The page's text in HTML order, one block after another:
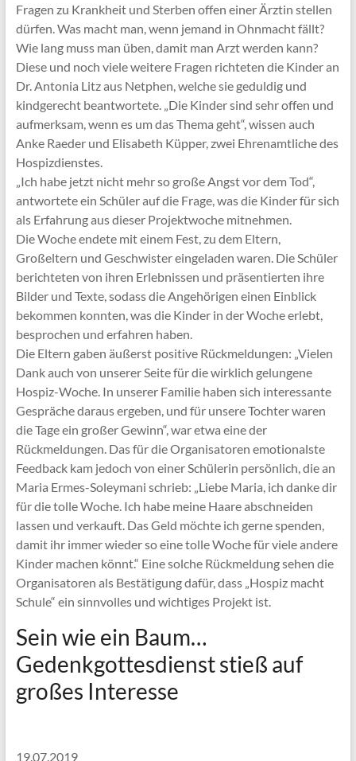
Fragen zu Krankheit und Sterben offen einer Ärztin stellen
dürfen. Was macht man, wenn jemand in Ohnmacht fällt?
Wie lang muss man üben, damit man Arzt werden kann?
Diese und noch viele weitere Fragen richteten die Kinder an
Dr. Antonia Litz aus Netphen, welche sie geduldig und
kindgerecht beantwortete. „Die Kinder sind sehr offen und
aufmerksam, wenn es um das Thema geht“, wissen auch
Anke Raeder und Elisabeth Küpper, zwei Ehrenamtliche des
Hospizdienstes.
„Ich habe jetzt nicht mehr so große Angst vor dem Tod“,
antwortete ein Schüler auf die Frage, was die Kinder für sich
als Erfahrung aus dieser Projektwoche mitnehmen.
Die Woche endete mit einem Fest, zu dem Eltern,
Großeltern und Geschwister eingeladen waren. Die Schüler
berichteten von ihren Erlebnissen und präsentierten ihre
Bilder und Texte, sodass die Angehörigen einen Einblick
bekommen konnten, was die Kinder in der Woche erlebt,
besprochen und erfahren haben.
Die Eltern gaben äußerst positive Rückmeldungen: „Vielen
Dank auch von unserer Seite für die wirklich gelungene
Hospiz-Woche. In unserer Familie haben sich interessante
Gespräche daraus ergeben, und für unsere Tochter waren
die Tage ein großer Gewinn“, war etwa eine der
Rückmeldungen. Das für die Organisatoren emotionalste
Feedback kam jedoch von einer Schülerin persönlich, die an
Maria Ermes-Soleymani schrieb: „Liebe Maria, ich danke dir
für die tolle Woche. Ich habe meine Haare abschneiden
lassen und verkauft. Das Geld möchte ich gerne spenden,
damit ihr immer wieder so eine tolle Woche für viele andere
Kinder machen könnt.“ Eine solche Rückmeldung sehen die
Organisatoren als Bestätigung dafür, dass „Hospiz macht
Schule“ ein sinnvolles und wichtiges Projekt ist.
Sein wie ein Baum…
Gedenkgottesdienst stieß auf
großes Interesse
19.07.2019